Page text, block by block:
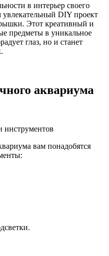
в интерьер своего
DIY проект
Этот креативный и
предметы в уникальное
глаз, но и станет
аквариума
инструментов
вам понадобятся